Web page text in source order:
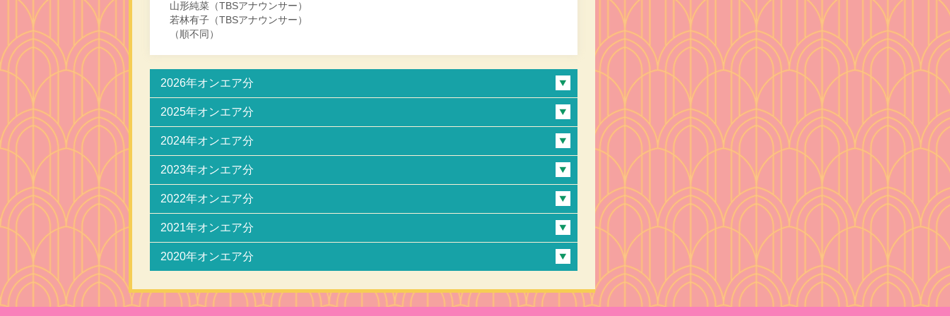
山形純菜（TBSアナウンサー）
若林有子（TBSアナウンサー）
（順不同）
2026年オンエア分
2025年オンエア分
2024年オンエア分
2023年オンエア分
2022年オンエア分
2021年オンエア分
2020年オンエア分